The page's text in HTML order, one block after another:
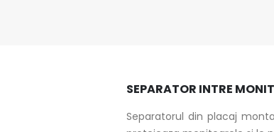
SEPARATOR INTRE
Separatorul din placaj